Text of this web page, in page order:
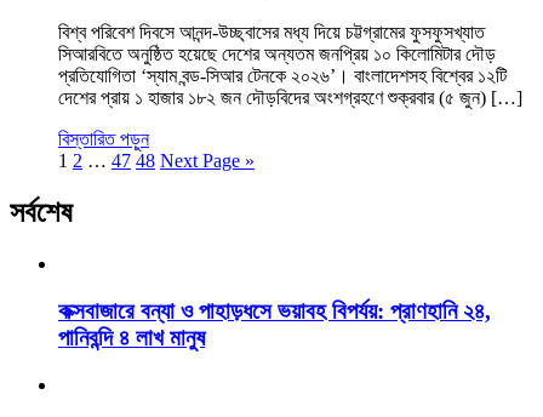
বিশ্ব পরিবেশ দিবসে আনন্দ-উচ্ছ্বাসের মধ্য দিয়ে চট্টগ্রামের ফুসফুসখ্যাত
সিআরবিতে অনুষ্ঠিত হয়েছে দেশের অন্যতম জনপ্রিয় ১০ কিলোমিটার দৌড়
প্রতিযোগিতা ‘স্যাম বন্ড-সিআর টেনকে ২০২৬’। বাংলাদেশসহ বিশ্বের ১২টি
দেশের প্রায় ১ হাজার ১৮২ জন দৌড়বিদের অংশগ্রহণে শুক্রবার (৫ জুন) […]
বিস্তারিত পড়ুন
1 2 … 47 48 Next Page »
সর্বশেষ
কক্সবাজারে বন্যা ও পাহাড়ধসে ভয়াবহ বিপর্যয়: প্রাণহানি ২৪,
পানিবন্দি ৪ লাখ মানুষ